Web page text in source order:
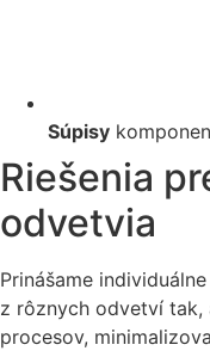
Súpisy
Riešenia
odvetvia
Prinášame
z rôznych odvetví
procesov,